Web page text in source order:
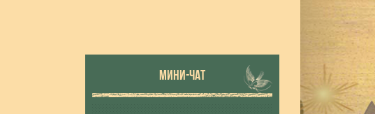
МИНИ-ЧАТ